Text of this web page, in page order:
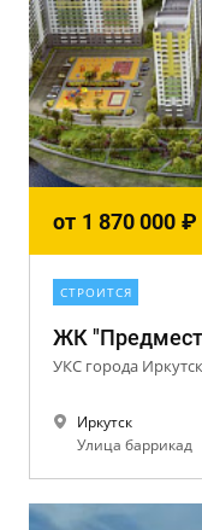
от 1 870 000 ₽
СТРОИТСЯ
ЖК
УКС города
Иркутск
Улица баррикад